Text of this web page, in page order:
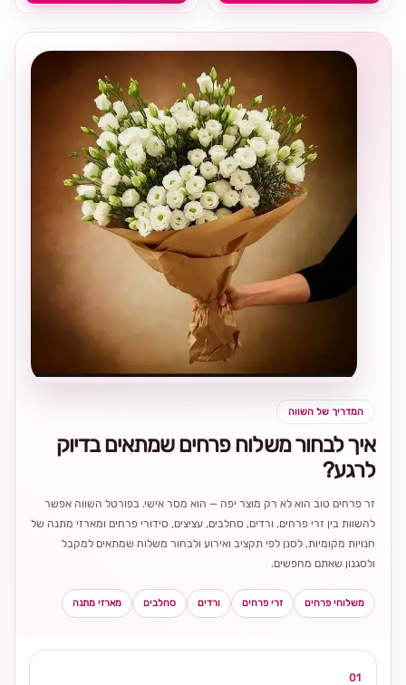
המדריך של השווה
איך לבחור משלוח פרחים שמתאים בדיוק
לרגע?
זר פרחים טוב הוא לא רק מוצר יפה — הוא מסר אישי. בפורטל השווה אפשר
להשוות בין זרי פרחים, ורדים, סחלבים, עציצים, סידורי פרחים ומארזי מתנה של
חנויות מקומיות, לסנן לפי תקציב ואירוע ולבחור משלוח שמתאים למקבל
ולסגנון שאתם מחפשים.
משלוחי פרחים זרי פרחים ורדים סחלבים מארזי מתנה
01